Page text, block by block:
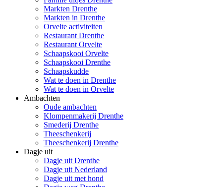
Markten Drenthe
Markten in Drenthe
Orvelte activiteiten
Restaurant Drenthe
Restaurant Orvelte
Schaapskooi Orvelte
Schaapskooi Drenthe
Schaapskudde
Wat te doen in Drenthe
Wat te doen in Orvelte
Ambachten
Oude ambachten
Klompenmakerij Drenthe
Smederij Drenthe
Theeschenkerij
Theeschenkerij Drenthe
Dagje uit
Dagje uit Drenthe
Dagje uit Nederland
Dagje uit met hond